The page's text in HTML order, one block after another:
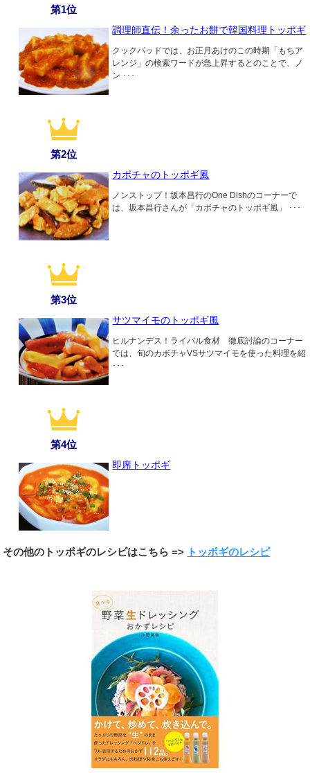
第1位
調理師直伝！余ったお餅で韓国料理トッポギ
クックパッドでは、お正月あけのこの時期「もちア
レンジ」の検索ワードが急上昇するとのことで、ノ
ン ･･･
第2位
カボチャのトッポギ風
ノンストップ！坂本昌行のOne Dishのコーナーで
は、坂本昌行さんが「カボチャのトッポギ風」 ･･･
第3位
サツマイモのトッポギ風
ヒルナンデス！ライバル食材 徹底討論のコーナー
では、旬のカボチャVSサツマイモを使った料理を紹
･･･
第4位
即席トッポギ
その他のトッポギのレシピはこちら => トッポギのレシピ